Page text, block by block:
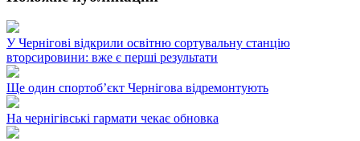
У Чернігові відкрили освітню сортувальну станцію
вторсировини: вже є перші результати
Ще один спортоб’єкт Чернігова відремонтують
На чернігівські гармати чекає обновка